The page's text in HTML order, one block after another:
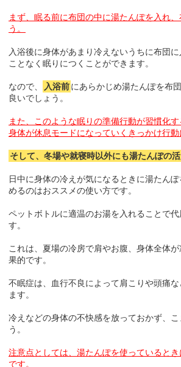
まず、眠る前に布団の中に湯たんぽを入れ
う。
入浴後に身体があまり冷えないうちに布団
ことなく眠りにつくことができます。
なので、 入浴前にあらかじめ湯たんぽを布
良いでしょう。
また、このような眠りの準備行動が習慣化
身体が休息モードになっていくきっかけ行動
そして、冬場や就寝時以外にも湯たんぽの活
日中に身体の冷えが気になるときに湯たん
めるのはおススメの使い方です。
ペットボトルに適温のお湯を入れることで
す。
これは、夏場の冷房で肩やお腹、身体全体
果的です。
不眠症は、血行不良によって肩こりや頭痛
ます。
冷えなどの身体の不快感を放っておかず、
う。
注意点としては、湯たんぽを使っていると
です。